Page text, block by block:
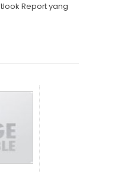
Report yang